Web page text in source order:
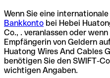
Wenn Sie eine
Bankkonto bei Hebei
Co., . veranlassen oder
Empfängerin von Geldern
Huatong Wires And Cables
benötigen Sie den SWIFT-
wichtigen Angaben.